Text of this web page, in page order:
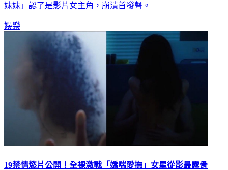
妹妹」認了是影片女主角，崩潰首發聲。
娛樂
19禁情慾片公開！全裸激戰「嬌喘愛撫」女星從影最露骨